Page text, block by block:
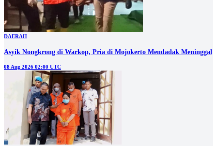
DAERAH
Asyik Nongkrong di Warkop, Pria di Mojokerto Mendadak Meninggal
08 Aug 2026 02:00 UTC